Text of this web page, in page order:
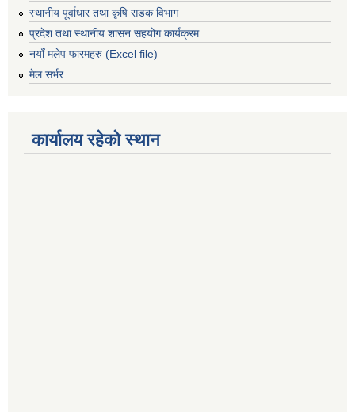
स्थानीय पूर्वाधार तथा कृषि सडक विभाग
प्रदेश तथा स्थानीय शासन सहयोग कार्यक्रम
नयाँ मलेप फारमहरु (Excel file)
मेल सर्भर
कार्यालय रहेको स्थान